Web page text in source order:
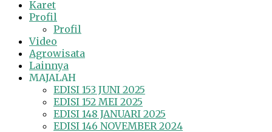
Karet
Profil
Profil
Video
Agrowisata
Lainnya
MAJALAH
EDISI 153 JUNI 2025
EDISI 152 MEI 2025
EDISI 148 JANUARI 2025
EDISI 146 NOVEMBER 2024